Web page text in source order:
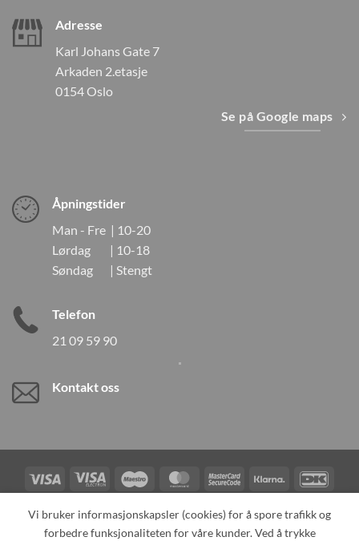
Adresse
Karl Johans Gate 7
Arkaden 2.etasje
0154 Oslo
Se på Google maps
Åpningstider
Man - Fre | 10-20
Lørdag | 10-18
Søndag | Stengt
Telefon
21 09 59 90
Kontakt oss
Visa
Visa
Electron
Maestro MasterCardMasterCard
2
Klarna
Card
TILBAKEKALLINGER KONTAKT OSS OM OSS
Vi bruker informasjonskapsler (cookies) for å spore trafikk og
forbedre funksjonaliteten for våre kunder. Ved å trykke